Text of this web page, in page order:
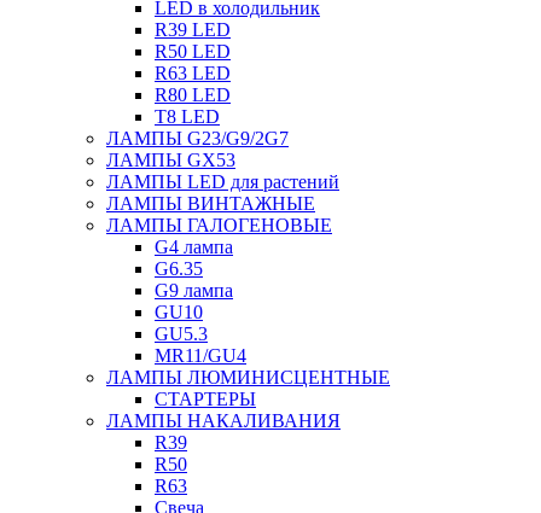
LED в холодильник
R39 LED
R50 LED
R63 LED
R80 LED
T8 LED
ЛАМПЫ G23/G9/2G7
ЛАМПЫ GX53
ЛАМПЫ LED для растений
ЛАМПЫ ВИНТАЖНЫЕ
ЛАМПЫ ГАЛОГЕНОВЫЕ
G4 лампа
G6.35
G9 лампа
GU10
GU5.3
MR11/GU4
ЛАМПЫ ЛЮМИНИСЦЕНТНЫЕ
СТАРТЕРЫ
ЛАМПЫ НАКАЛИВАНИЯ
R39
R50
R63
Свеча